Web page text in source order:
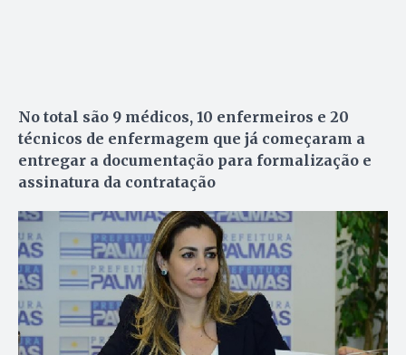
No total são 9 médicos, 10 enfermeiros e 20
técnicos de enfermagem que já começaram a
entregar a documentação para formalização e
assinatura da contratação